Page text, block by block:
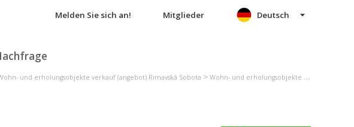
Melden Sie sich an! Mitglieder Deutsch
und erholungsobjekte verkauf (angebot) Rimavská Sobota > Wohn- und erholungsobjekte verkauf (angebot) Lipovec